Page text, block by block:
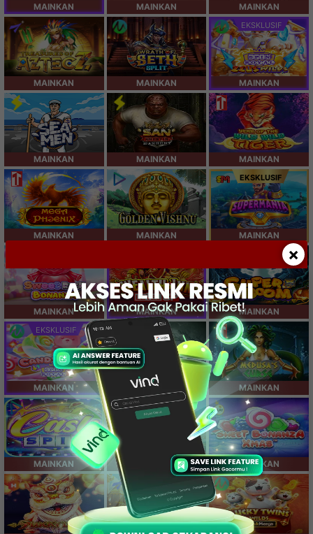
×
MAINKAN MAINKAN MAINKAN
MAINKAN MAINKAN
EKSKLUSIF
MAINKAN
MAINKAN MAINKAN MAINKAN
MAINKAN MAINKAN
EKSKLUSIF
MAINKAN
MAINKAN MAINKAN MAINKAN
EKSKLUSIF
MAINKAN MAINKAN MAINKAN
MAINKAN MAINKAN MAINKAN